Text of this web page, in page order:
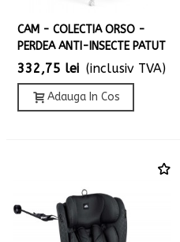
CAM - COLECTIA ORSO -
PERDEA ANTI-INSECTE PATUT
332,75 lei (inclusiv TVA)
Adauga In Cos